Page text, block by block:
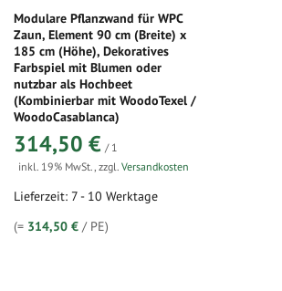
Modulare Pflanzwand für WPC
Zaun, Element 90 cm (Breite) x
185 cm (Höhe), Dekoratives
Farbspiel mit Blumen oder
nutzbar als Hochbeet
(Kombinierbar mit WoodoTexel /
WoodoCasablanca)
314,50 € / 1
inkl. 19% MwSt., zzgl. Versandkosten
Lieferzeit: 7 - 10 Werktage
(= 314,50 € / PE)